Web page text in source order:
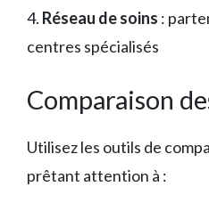
4. Réseau de soins :
centres spécialisés
Comparaison
Utilisez les outils de
prêtant attention à :